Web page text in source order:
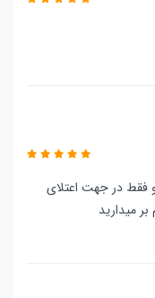
فقط در جهت اعتلای
میدارید